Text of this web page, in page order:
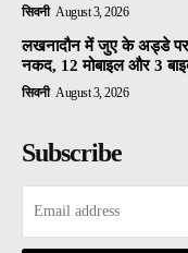
सिवनी August 3, 2026
लखनादौन में जुए के अड्डे पर
नकद, 12 मोबाइल और 3
सिवनी August 3, 2026
Subscribe